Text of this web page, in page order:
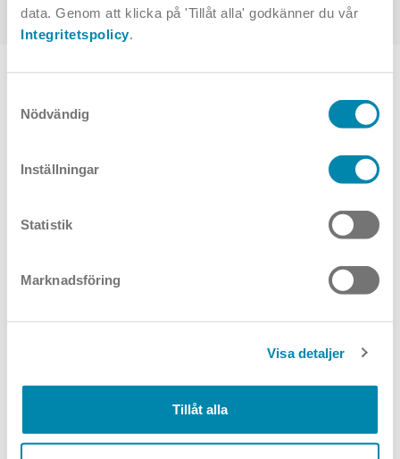
data. Genom att klicka på 'Tillåt alla' godkänner du vår
Integritetspolicy.
Nödvändig
Inställningar
Statistik
Marknadsföring
Visa detaljer
Tillåt alla
TOPPVAL
ILO Vägg